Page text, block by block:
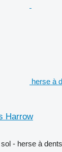
herse à
Harrow
- herse à